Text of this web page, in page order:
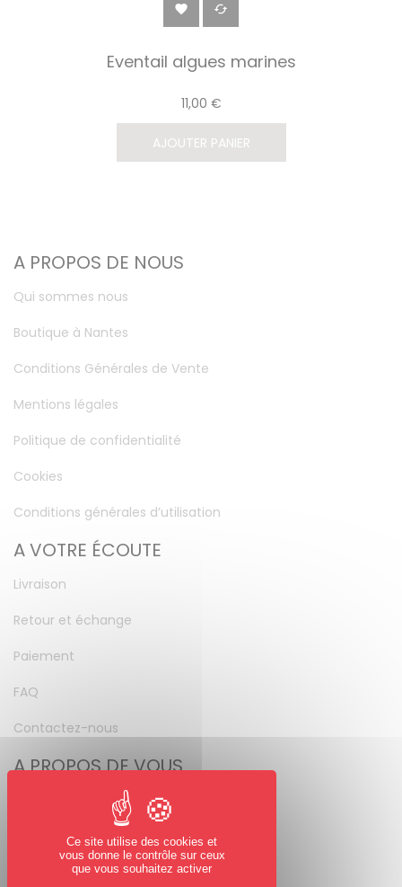
 
Eventail algues marines
11,00 €
AJOUTER PANIER
A PROPOS DE NOUS
Qui sommes nous
Boutique à Nantes
Conditions Générales de Vente
Mentions légales
Politique de confidentialité
Cookies
Conditions générales d’utilisation
A VOTRE ÉCOUTE
Livraison
Retour et échange
Paiement
FAQ
Contactez-nous
A PROPOS DE VOUS
Mot de passe perdu
NOUS SUIVRE
Ce site utilise des cookies et
vous donne le contrôle sur ceux
que vous souhaitez activer